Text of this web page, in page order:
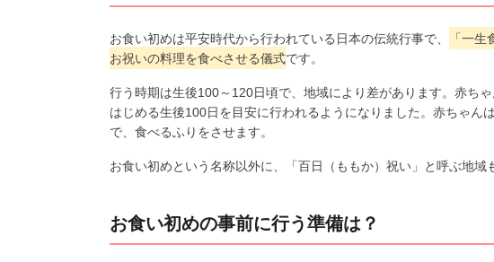
お食い初めは平安時代から行われている日本の伝統行事で、
「一
お祝いの料理を食べさせる儀式です。
行う時期は生後100～120日頃で、地域により差があります。赤ち
はじめる生後100日を目安に行われるようになりました。赤ちゃん
で、食べるふりをさせます。
お食い初めという名称以外に、「百日（ももか）祝い」と呼ぶ地域
お食い初めの事前に行う準備は？